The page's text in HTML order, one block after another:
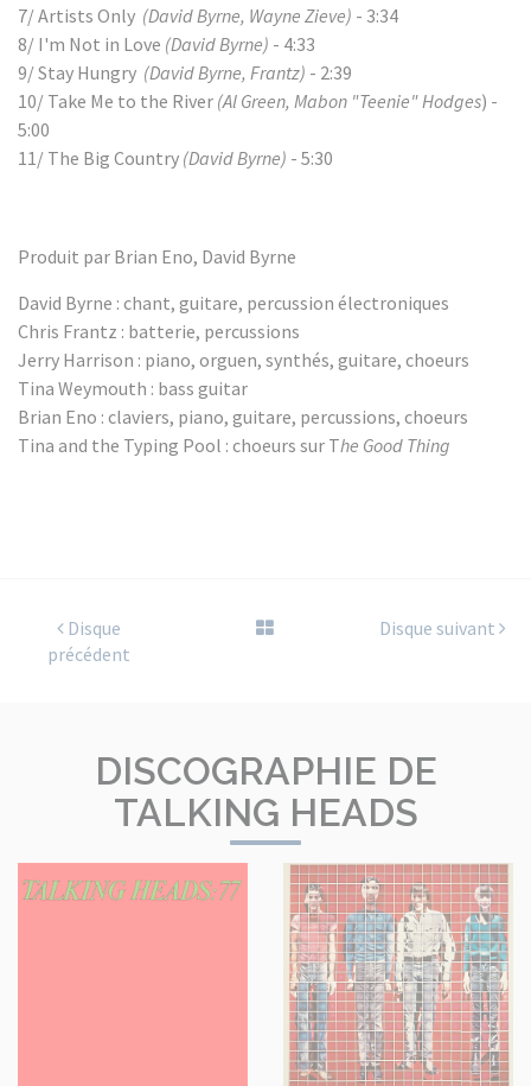
7/ Artists Only (David Byrne, Wayne Zieve) - 3:34
8/ I'm Not in Love (David Byrne) - 4:33
9/ Stay Hungry (David Byrne, Frantz) - 2:39
10/ Take Me to the River (Al Green, Mabon "Teenie" Hodges) -
5:00
11/ The Big Country (David Byrne) - 5:30
Produit par Brian Eno, David Byrne
David Byrne : chant, guitare, percussion électroniques
Chris Frantz : batterie, percussions
Jerry Harrison : piano, orguen, synthés, guitare, choeurs
Tina Weymouth : bass guitar
Brian Eno : claviers, piano, guitare, percussions, choeurs
Tina and the Typing Pool : choeurs sur The Good Thing
Disque
précédent
Disque suivant
DISCOGRAPHIE DE
TALKING HEADS